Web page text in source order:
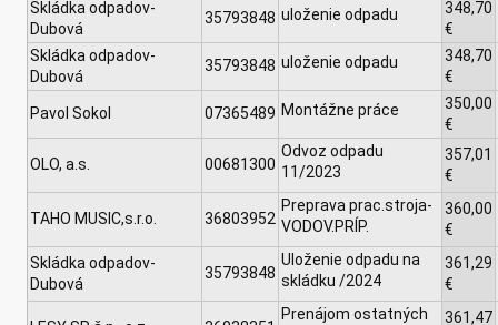
Skládka odpadov-
Dubová
35793848 uloženie odpadu
348,70
€
Skládka odpadov-
Dubová
35793848 uloženie odpadu
348,70
€
Pavol Sokol 07365489 Montážne práce
350,00
€
OLO, a.s. 00681300
Odvoz odpadu
11/2023
357,01
€
TAHO MUSIC,s.r.o. 36803952
Preprava prac.stroja-
VODOV.PRÍP.
360,00
€
Skládka odpadov-
Dubová
35793848
Uloženie odpadu na
skládku /2024
361,29
€
Prenájom ostatných
361,47